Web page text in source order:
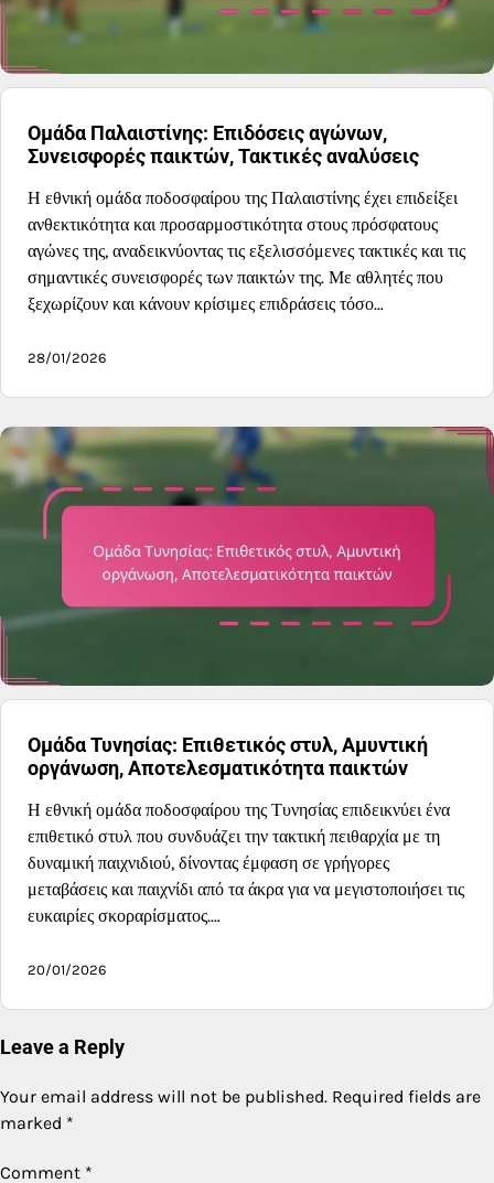
Ομάδα Παλαιστίνης: Επιδόσεις αγώνων,
Συνεισφορές παικτών, Τακτικές αναλύσεις
Η εθνική ομάδα ποδοσφαίρου της Παλαιστίνης έχει επιδείξει
ανθεκτικότητα και προσαρμοστικότητα στους πρόσφατους
αγώνες της, αναδεικνύοντας τις εξελισσόμενες τακτικές και τις
σημαντικές συνεισφορές των παικτών της. Με αθλητές που
ξεχωρίζουν και κάνουν κρίσιμες επιδράσεις τόσο…
28/01/2026
Ομάδα Τυνησίας: Επιθετικός στυλ, Αμυντική
οργάνωση, Αποτελεσματικότητα παικτών
Η εθνική ομάδα ποδοσφαίρου της Τυνησίας επιδεικνύει ένα
επιθετικό στυλ που συνδυάζει την τακτική πειθαρχία με τη
δυναμική παιχνιδιού, δίνοντας έμφαση σε γρήγορες
μεταβάσεις και παιχνίδι από τα άκρα για να μεγιστοποιήσει τις
ευκαιρίες σκοραρίσματος.…
20/01/2026
Leave a Reply
Your email address will not be published. Required fields are
marked *
Comment *